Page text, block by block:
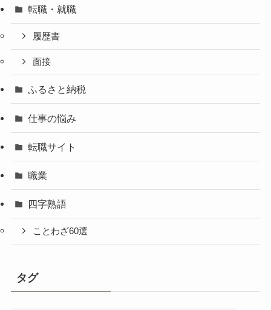
転職・就職
履歴書
面接
ふるさと納税
仕事の悩み
転職サイト
職業
四字熟語
ことわざ60選
タグ